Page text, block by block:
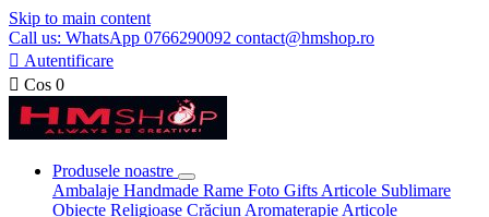
Skip to main content
Call us: WhatsApp 0766290092 contact@hmshop.ro
 Autentificare
 Cos 0
Produsele noastre
Ambalaje Handmade Rame Foto Gifts Articole Sublimare
Obiecte Religioase Crăciun Aromaterapie Articole